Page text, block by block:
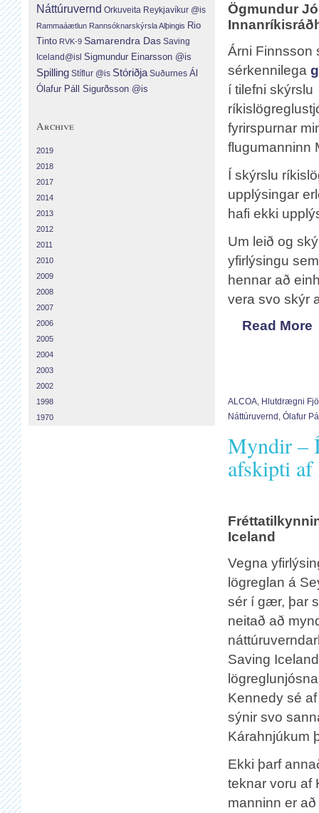
Ögmundur
Árni Finnsson
sérkennilega
í tilefni skýrslu
fyrirspurnar
flugumanninn
Í skýrslu
upplýsingar
hafi ekki
Um leið og
yfirlýsingu
hennar að
vera svo skýr
Read More
ALCOA, Hlutdrægni
Náttúruvernd , Ólafur
Myndir –
afskipti
Iceland
Vegna
lögreglan á
sér í gær, þar
neitað að
Saving
Kennedy sé
sýnir svo
Kárahnjúkum
Ekki þarf
teknar voru af
manninn er
Náttúruvernd Orkuveita Reykjavíkur @is
Rammaáætlun Rannsóknarskýrsla Alþingis Rio
Tinto RVK-9 Samarendra Das Saving
Iceland@isl Sigmundur Einarsson @is
Spilling Stíflur @is Stóriðja Suðurnes Ál
Ólafur Páll Sigurðsson @is
Archive
2019
2018
2017
2014
2013
2012
2011
2010
2009
2008
2007
2006
2005
2004
2003
2002
1998
1970